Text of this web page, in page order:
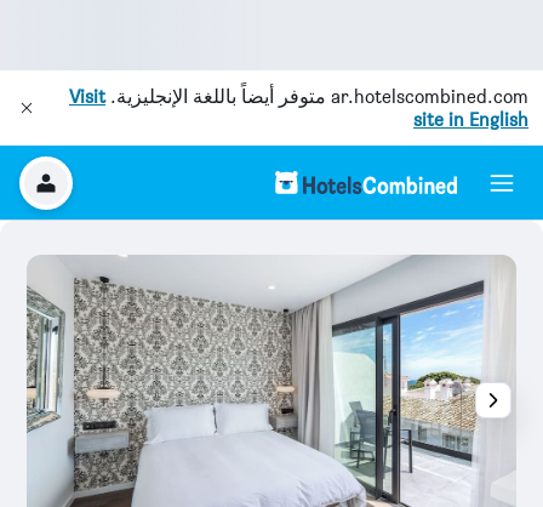
ar.hotelscombined.com متوفر أيضاً باللغة الإنجليزية.Visit
site in English